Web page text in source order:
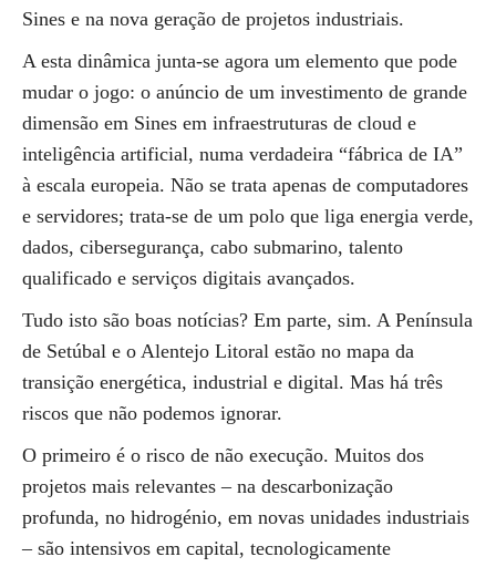
Sines e na nova geração de projetos industriais.
A esta dinâmica junta-se agora um elemento que pode
mudar o jogo: o anúncio de um investimento de grande
dimensão em Sines em infraestruturas de cloud e
inteligência artificial, numa verdadeira “fábrica de IA”
à escala europeia. Não se trata apenas de computadores
e servidores; trata-se de um polo que liga energia verde,
dados, cibersegurança, cabo submarino, talento
qualificado e serviços digitais avançados.
Tudo isto são boas notícias? Em parte, sim. A Península
de Setúbal e o Alentejo Litoral estão no mapa da
transição energética, industrial e digital. Mas há três
riscos que não podemos ignorar.
O primeiro é o risco de não execução. Muitos dos
projetos mais relevantes – na descarbonização
profunda, no hidrogénio, em novas unidades industriais
– são intensivos em capital, tecnologicamente